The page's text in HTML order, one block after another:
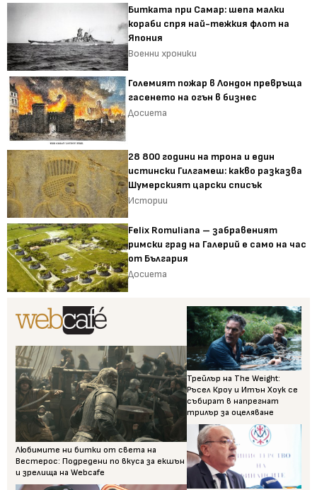
Битката при Самар: шепа малки
кораби спря най-тежкия флот на
Япония
Военни хроники
Големият пожар в Лондон превръща
гасенето на огън в бизнес
Досиета
28 800 години на трона и един
истински Гилгамеш: какво разказва
Шумерският царски списък
Истории
Felix Romuliana – забравеният
римски град на Галерий е само на час
от България
Досиета
Любимите ни битки от света на
Вестерос: Подредени по вкуса за екшън
и зрелища на Webcafe
Трейлър на The Weight:
Ръсел Кроу и Итън Хоук се
събират в напрегнат
трилър за оцеляване